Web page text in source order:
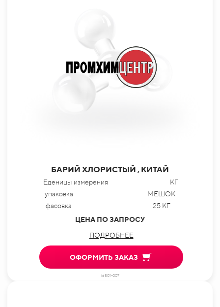
БАРИЙ ХЛОРИСТЫЙ , КИТАЙ
Еденицы измерения
КГ
упаковка
МЕШОК
фасовка
25 КГ
ЦЕНА ПО ЗАПРОСУ
ПОДРОБНЕЕ
ОФОРМИТЬ ЗАКАЗ
id801-007